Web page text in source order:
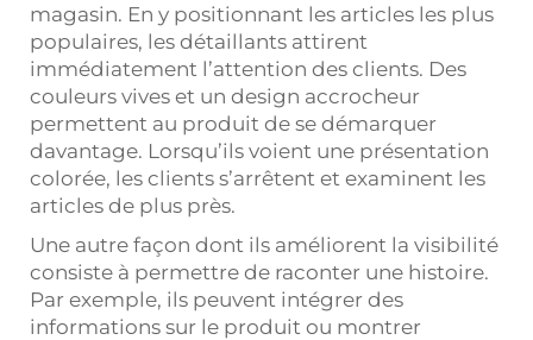
magasin. En y positionnant les articles les plus
populaires, les détaillants attirent
immédiatement l’attention des clients. Des
couleurs vives et un design accrocheur
permettent au produit de se démarquer
davantage. Lorsqu’ils voient une présentation
colorée, les clients s’arrêtent et examinent les
articles de plus près.
Une autre façon dont ils améliorent la visibilité
consiste à permettre de raconter une histoire.
Par exemple, ils peuvent intégrer des
informations sur le produit ou montrer